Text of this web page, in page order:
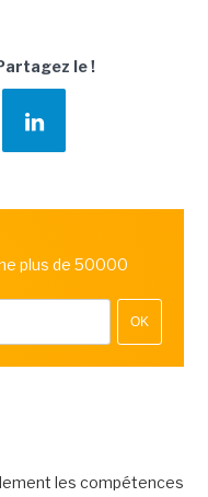
le !
plus de 50000
OK
les compétences